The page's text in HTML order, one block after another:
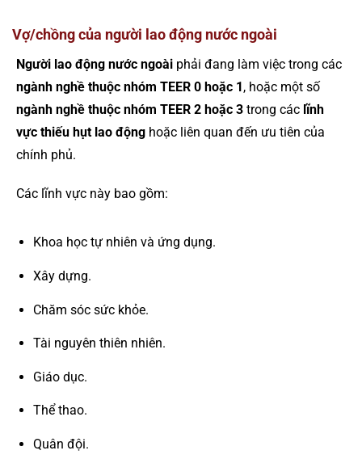
Vợ/chồng của người lao động nước ngoài
Người lao động nước ngoài phải đang làm việc trong các
ngành nghề thuộc nhóm TEER 0 hoặc 1, hoặc một số
ngành nghề thuộc nhóm TEER 2 hoặc 3 trong các lĩnh
vực thiếu hụt lao động hoặc liên quan đến ưu tiên của
chính phủ.
Các lĩnh vực này bao gồm:
Khoa học tự nhiên và ứng dụng.
Xây dựng.
Chăm sóc sức khỏe.
Tài nguyên thiên nhiên.
Giáo dục.
Thể thao.
Quân đội.